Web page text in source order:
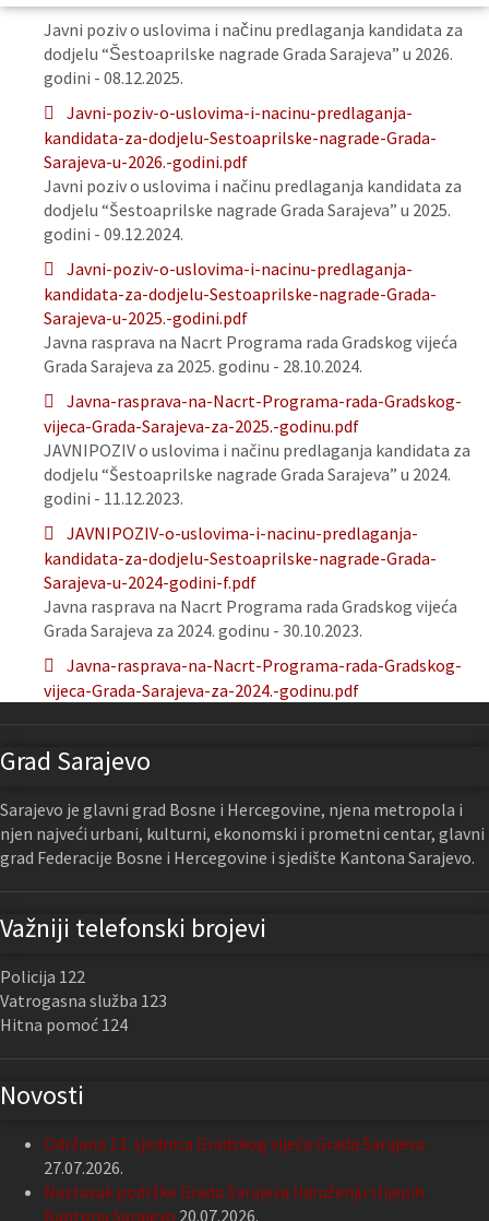
Javni poziv o uslovima i načinu predlaganja kandidata za
dodjelu “Šestoaprilske nagrade Grada Sarajeva” u 2026.
godini - 08.12.2025.
Javni-poziv-o-uslovima-i-nacinu-predlaganja-
kandidata-za-dodjelu-Sestoaprilske-nagrade-Grada-
Sarajeva-u-2026.-godini.pdf
Javni poziv o uslovima i načinu predlaganja kandidata za
dodjelu “Šestoaprilske nagrade Grada Sarajeva” u 2025.
godini - 09.12.2024.
Javni-poziv-o-uslovima-i-nacinu-predlaganja-
kandidata-za-dodjelu-Sestoaprilske-nagrade-Grada-
Sarajeva-u-2025.-godini.pdf
Javna rasprava na Nacrt Programa rada Gradskog vijeća
Grada Sarajeva za 2025. godinu - 28.10.2024.
Javna-rasprava-na-Nacrt-Programa-rada-Gradskog-
vijeca-Grada-Sarajeva-za-2025.-godinu.pdf
JAVNIPOZIV o uslovima i načinu predlaganja kandidata za
dodjelu “Šestoaprilske nagrade Grada Sarajeva” u 2024.
godini - 11.12.2023.
JAVNIPOZIV-o-uslovima-i-nacinu-predlaganja-
kandidata-za-dodjelu-Sestoaprilske-nagrade-Grada-
Sarajeva-u-2024-godini-f.pdf
Javna rasprava na Nacrt Programa rada Gradskog vijeća
Grada Sarajeva za 2024. godinu - 30.10.2023.
Javna-rasprava-na-Nacrt-Programa-rada-Gradskog-
vijeca-Grada-Sarajeva-za-2024.-godinu.pdf
Grad Sarajevo
Sarajevo je glavni grad Bosne i Hercegovine, njena metropola i
njen najveći urbani, kulturni, ekonomski i prometni centar, glavni
grad Federacije Bosne i Hercegovine i sjedište Kantona Sarajevo.
Važniji telefonski brojevi
Policija 122
Vatrogasna služba 123
Hitna pomoć 124
Novosti
Održana 13. sjednica Gradskog vijeća Grada Sarajeva
27.07.2026.
Nastavak podrške Grada Sarajeva Udruženju slijepih
Kantona Sarajevo 20.07.2026.